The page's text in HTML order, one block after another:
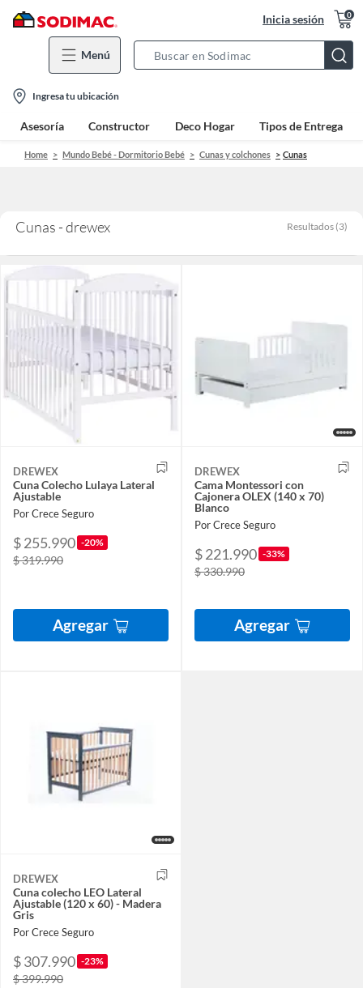
Inicia sesión 0
Menú
Bar
location-
icon
Ingresa tu ubicación
Asesoría Constructor Deco Hogar Tipos de Entrega
Home Mundo Bebé - Dormitorio Bebé Cunas y colchones Cunas
Cunas - drewex Resultados (3)
DREWEX
Cuna Colecho Lulaya Lateral
Ajustable
Por Crece Seguro
$ 255.990 -20%
$ 319.990
Agregar
DREWEX
Cama Montessori con
Cajonera OLEX (140 x 70)
Blanco
Por Crece Seguro
$ 221.990 -33%
$ 330.990
Agregar
DREWEX
Cuna colecho LEO Lateral
Ajustable (120 x 60) - Madera
Gris
Por Crece Seguro
$ 307.990 -23%
$ 399.990